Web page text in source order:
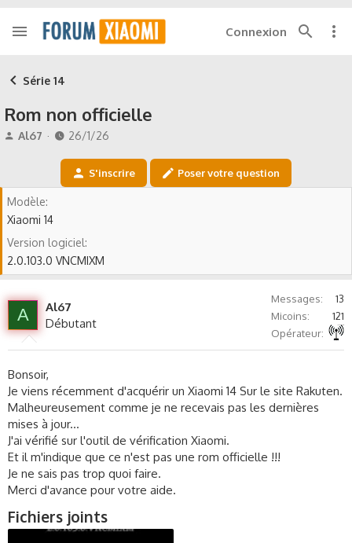
Connexion
Série 14
Rom non officielle
A
r
d
e
l
a
i
s
c
s
o
n
Al67
D
é
b
u
26/1/26
S'inscrire Poser votre question
Modèle
Xiaomi 14
Version logiciel
2.0.103.0 VNCMIXM
A
Al67
Débutant
Messages
13
Micoins
121
Opérateur
Bonsoir,
Je viens récemment d'acquérir un Xiaomi 14 Sur le site Rakuten.
Malheureusement comme je ne recevais pas les dernières
mises à jour...
J'ai vérifié sur l'outil de vérification Xiaomi.
Et il m'indique que ce n'est pas une rom officielle !!!
Je ne sais pas trop quoi faire.
Merci d'avance pour votre aide.
Fichiers joints